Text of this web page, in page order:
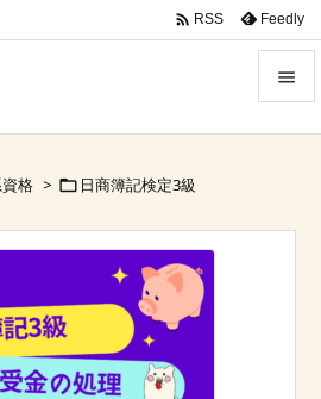


 RSS Feedly
格 >  日商簿記検定3級